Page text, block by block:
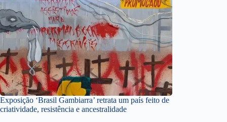
Exposição ‘Brasil Gambiarra’ retrata um país feito de
criatividade, resistência e ancestralidade